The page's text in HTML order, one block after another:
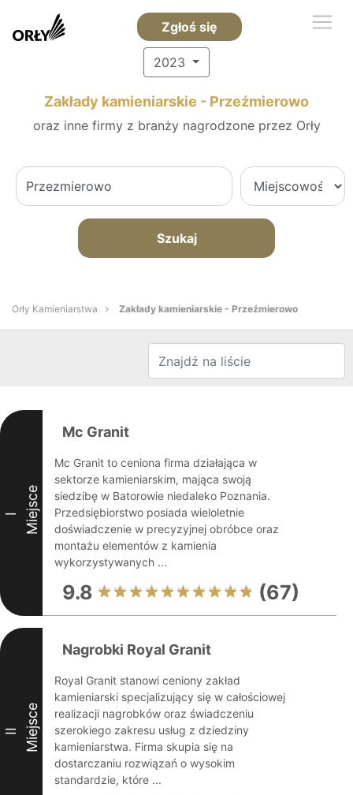
Zgłoś się
2023
Zakłady kamieniarskie - Przeźmierowo
oraz inne firmy z branży nagrodzone przez Orły
Szukaj
Orły Kamieniarstwa Zakłady kamieniarskie - Przeźmierowo
I Miejsce
Mc Granit
Mc Granit to ceniona firma działająca w
sektorze kamieniarskim, mająca swoją
siedzibę w Batorowie niedaleko Poznania.
Przedsiębiorstwo posiada wieloletnie
doświadczenie w precyzyjnej obróbce oraz
montażu elementów z kamienia
wykorzystywanych ...
9.8 (67)
II Miejsce
Nagrobki Royal Granit
Royal Granit stanowi ceniony zakład
kamieniarski specjalizujący się w całościowej
realizacji nagrobków oraz świadczeniu
szerokiego zakresu usług z dziedziny
kamieniarstwa. Firma skupia się na
dostarczaniu rozwiązań o wysokim
standardzie, które ...